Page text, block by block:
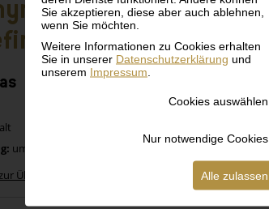
Sie akzeptieren, diese aber auch ablehnen,
wenn Sie möchten.
Weitere Informationen zu Cookies erhalten
Sie in unserer Datenschutzerklärung und
unserem Impressum
Cookies auswählen
Nur notwendige Cookies
Alle zulassen
um 1915
Übersicht